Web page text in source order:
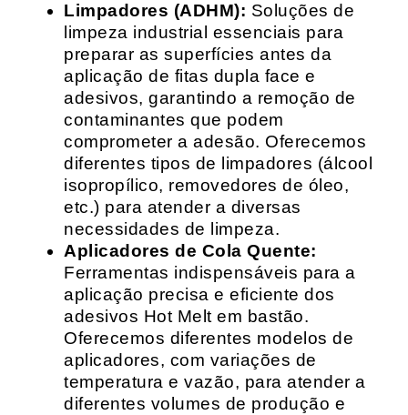
Limpadores (ADHM): Soluções de
limpeza industrial essenciais para
preparar as superfícies antes da
aplicação de fitas dupla face e
adesivos, garantindo a remoção de
contaminantes que podem
comprometer a adesão. Oferecemos
diferentes tipos de limpadores (álcool
isopropílico, removedores de óleo,
etc.) para atender a diversas
necessidades de limpeza.
Aplicadores de Cola Quente:
Ferramentas indispensáveis para a
aplicação precisa e eficiente dos
adesivos Hot Melt em bastão.
Oferecemos diferentes modelos de
aplicadores, com variações de
temperatura e vazão, para atender a
diferentes volumes de produção e